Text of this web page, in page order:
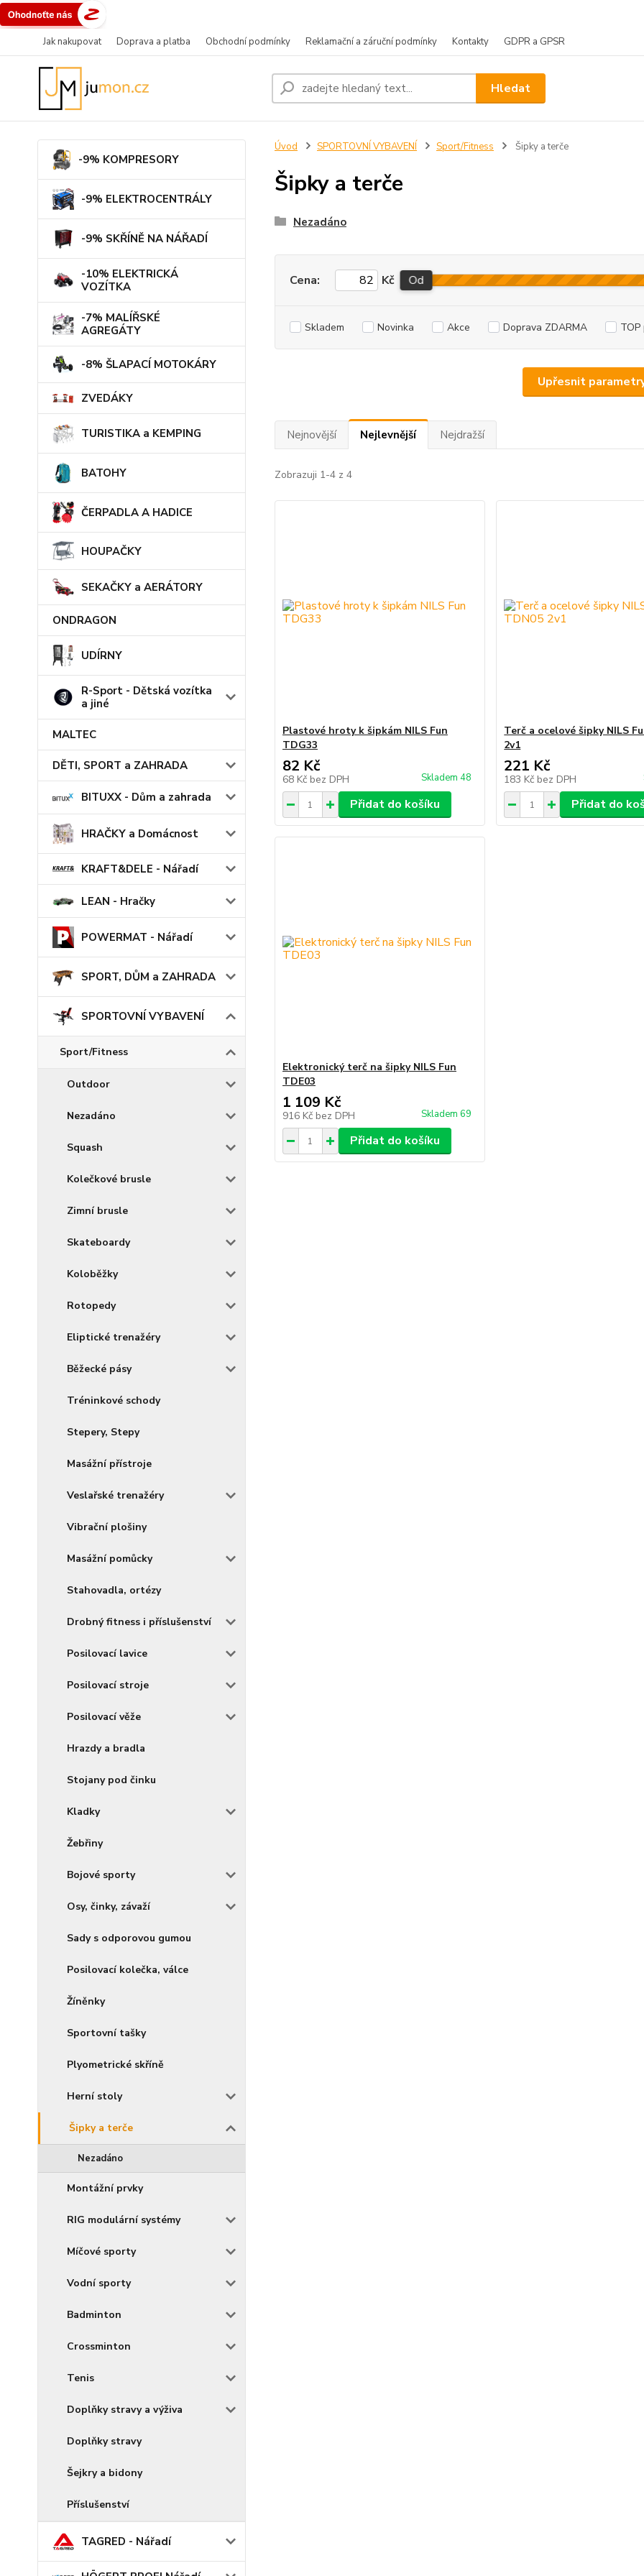
Jak nakupovat Doprava a platba Obchodní podmínky Reklamační a záruční podmínky Kontakty GDPR a GPSR
Hledat
-9% KOMPRESORY
-9% ELEKTROCENTRÁLY
-9% SKŘÍNĚ NA NÁŘADÍ
-10% ELEKTRICKÁ
VOZÍTKA
-7% MALÍŘSKÉ
AGREGÁTY
-8% ŠLAPACÍ MOTOKÁRY
ZVEDÁKY
TURISTIKA a KEMPING
BATOHY
ČERPADLA A HADICE
HOUPAČKY
SEKAČKY a AERÁTORY
ONDRAGON
UDÍRNY
R-Sport - Dětská vozítka
a jiné
MALTEC
DĚTI, SPORT a ZAHRADA
BITUXX - Dům a zahrada
HRAČKY a Domácnost
KRAFT&DELE - Nářadí
LEAN - Hračky
POWERMAT - Nářadí
SPORT, DŮM a ZAHRADA
SPORTOVNÍ VYBAVENÍ
Sport/Fitness
Outdoor
Nezadáno
Squash
Kolečkové brusle
Zimní brusle
Skateboardy
Koloběžky
Rotopedy
Eliptické trenažéry
Běžecké pásy
Tréninkové schody
Stepery, Stepy
Masážní přístroje
Veslařské trenažéry
Vibrační plošiny
Masážní pomůcky
Stahovadla, ortézy
Drobný fitness i příslušenství
Posilovací lavice
Posilovací stroje
Posilovací věže
Hrazdy a bradla
Stojany pod činku
Kladky
Žebřiny
Bojové sporty
Osy, činky, závaží
Sady s odporovou gumou
Posilovací kolečka, válce
Žíněnky
Sportovní tašky
Plyometrické skříně
Herní stoly
Šipky a terče
Nezadáno
Montážní prvky
RIG modulární systémy
Míčové sporty
Vodní sporty
Badminton
Crossminton
Tenis
Doplňky stravy a výživa
Doplňky stravy
Šejkry a bidony
Příslušenství
TAGRED - Nářadí
Úvod SPORTOVNÍ VYBAVENÍ Sport/Fitness Šipky a terče
Šipky a terče
Nezadáno
Upřesnit
Cena: Kč Od
Skladem Novinka Akce Doprava ZDARMA
Nejnovější Nejlevnější Nejdražší
Zobrazuji 1-4 z 4
Plastové hroty k šipkám NILS Fun
TDG33
82 Kč
68 Kč bez DPH Skladem 48
Přidat do košíku
Terč a ocelové šipky NILS
2v1
221 Kč
183 Kč bez DPH
Přidat do
Elektronický terč na šipky NILS Fun
TDE03
1 109 Kč
916 Kč bez DPH Skladem 69
Přidat do košíku